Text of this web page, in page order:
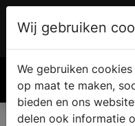
Wij gebruiken
We gebruiken
op maat te maken,
bieden en ons
delen ook informatie